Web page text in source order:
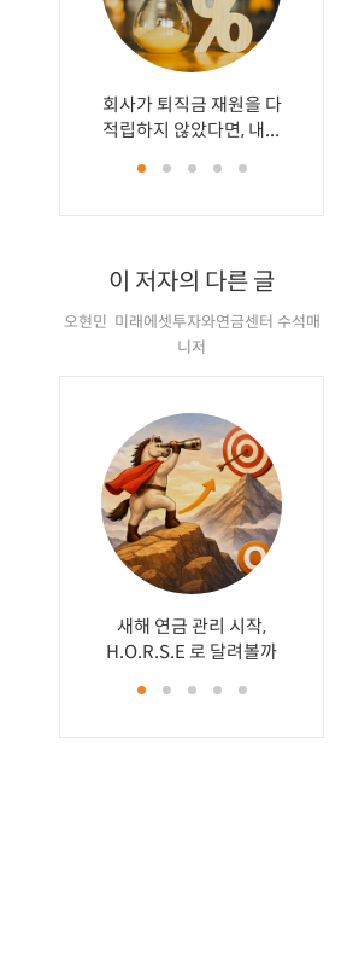
회사가 퇴직금 재원을 다
적립하지 않았다면, 내...
이 저자의 다른 글
오현민 미래에셋투자와연금센터 수석매
니저
새해 연금 관리 시작,
H.O.R.S.E 로 달려볼까